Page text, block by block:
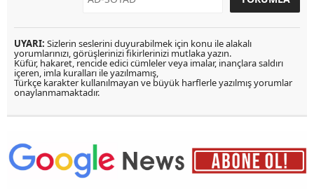
UYARI: Sizlerin seslerini duyurabilmek için konu ile alakalı
yorumlarınızı, görüşlerinizi fikirlerinizi mutlaka yazın.
Küfür, hakaret, rencide edici cümleler veya imalar, inançlara saldırı
içeren, imla kuralları ile yazılmamış,
Türkçe karakter kullanılmayan ve büyük harflerle yazılmış yorumlar
onaylanmamaktadır.